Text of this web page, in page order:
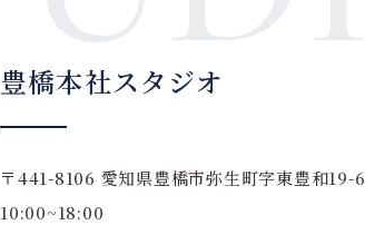
豊橋本社スタジオ
〒441-8106 愛知県豊橋市弥生町字東豊和19-6
10:00~18:00